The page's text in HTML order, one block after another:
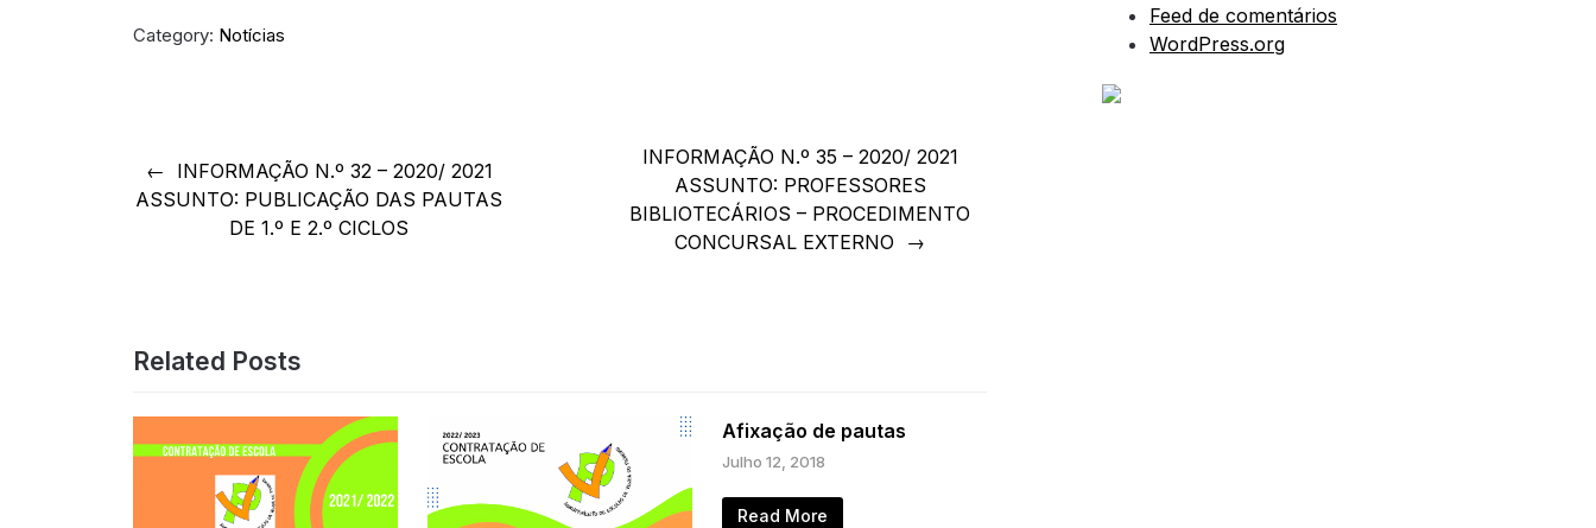
Category: Notícias
INFORMAÇÃO N.º 32 – 2020/ 2021
ASSUNTO: PUBLICAÇÃO DAS PAUTAS
DE 1.º E 2.º CICLOS
INFORMAÇÃO N.º 35 – 2020/ 2021
ASSUNTO: PROFESSORES
BIBLIOTECÁRIOS – PROCEDIMENTO
CONCURSAL EXTERNO
Related Posts
Afixação de pautas
Julho 12, 2018
Read More
Feed de comentários
WordPress.org